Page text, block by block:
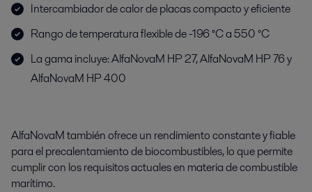
Intercambiador de calor de placas compacto y eficiente
Rango de temperatura flexible de -196 °C a 550 °C
La gama incluye: AlfaNovaM HP 27, AlfaNovaM HP 76 y
AlfaNovaM HP 400
AlfaNovaM también ofrece un rendimiento constante y fiable
para el precalentamiento de biocombustibles, lo que permite
cumplir con los requisitos actuales en materia de combustible
marítimo.